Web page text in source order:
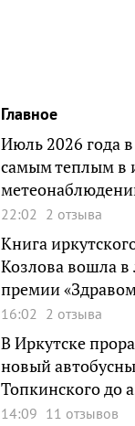
Главное
Июль 2026 года в
самым теплым в
22:02 2 отзыва
Книга
Козлова вошла в
премии
16:02 2 отзыва
В Иркутске
новый
Топкинского до
14:09 11 отзывов